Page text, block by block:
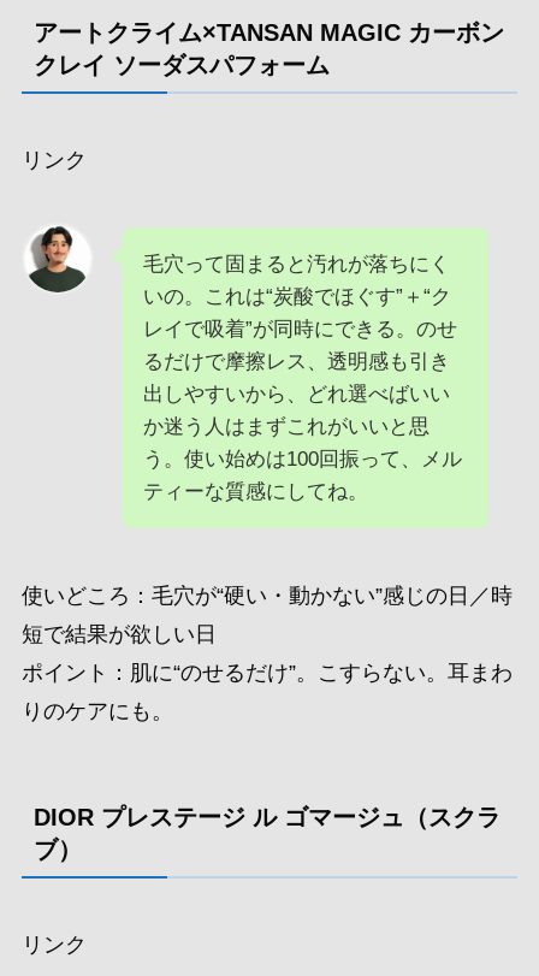
アートクライム×TANSAN MAGIC カーボン
クレイ ソーダスパフォーム
リンク
毛穴って固まると汚れが落ちにく
いの。これは“炭酸でほぐす”＋“ク
レイで吸着”が同時にできる。のせ
るだけで摩擦レス、透明感も引き
出しやすいから、どれ選べばいい
か迷う人はまずこれがいいと思
う。使い始めは100回振って、メル
ティーな質感にしてね。
使いどころ：毛穴が“硬い・動かない”感じの日／時
短で結果が欲しい日
ポイント：肌に“のせるだけ”。こすらない。耳まわ
りのケアにも。
DIOR プレステージ ル ゴマージュ（スクラ
ブ）
リンク